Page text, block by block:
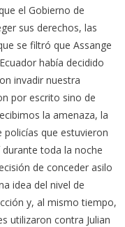
el Gobierno de
sus derechos, las
se filtró que Assange
había decidido
invadir nuestra
por escrito sino de
la amenaza, la
que estuvieron
toda la noche
de conceder asilo
idea del nivel de
y, al mismo tiempo,
utilizaron contra Julian